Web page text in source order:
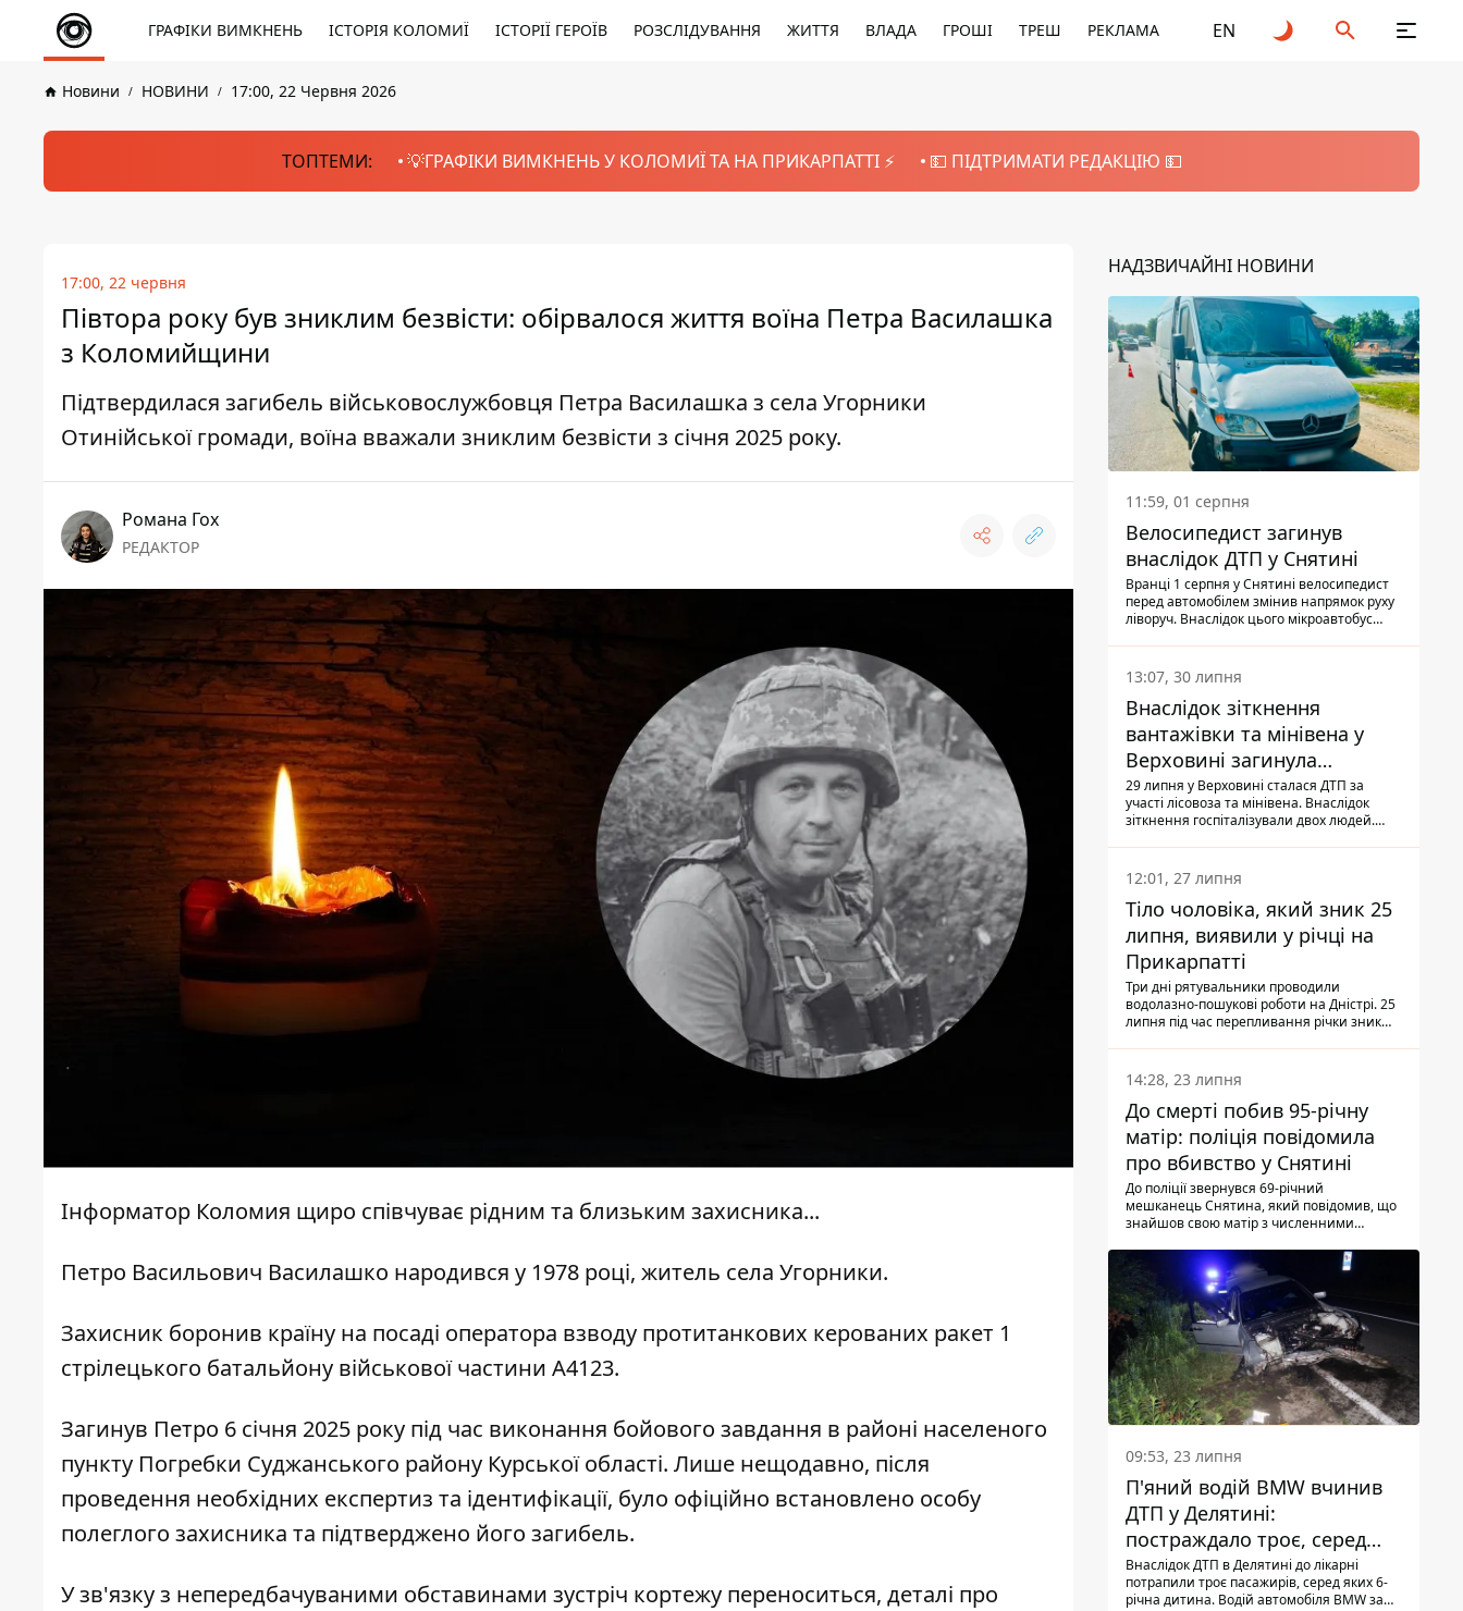
ГРАФІКИ ВИМКНЕНЬ ІСТОРІЯ КОЛОМИЇ ІСТОРІЇ ГЕРОЇВ РОЗСЛІДУВАННЯ ЖИТТЯ ВЛАДА ГРОШІ ТРЕШ РЕКЛАМА EN
Новини НОВИНИ 17:00, 22 Червня 2026
ТОПТЕМИ: 💡ГРАФІКИ ВИМКНЕНЬ У КОЛОМИЇ ТА НА ПРИКАРПАТТІ ⚡️ 💵 ПІДТРИМАТИ РЕДАКЦІЮ 💵
17:00, 22 червня
Півтора року був зниклим безвісти: обірвалося життя воїна Петра Василашка
з Коломийщини
Підтвердилася загибель військовослужбовця Петра Василашка з села Угорники
Отинійської громади, воїна вважали зниклим безвісти з січня 2025 року.
Романа Гох
РЕДАКТОР
Інформатор Коломия щиро співчуває рідним та близьким захисника...
Петро Васильович Василашко народився у 1978 році, житель села Угорники.
Захисник боронив країну на посаді оператора взводу протитанкових керованих ракет 1
стрілецького батальйону військової частини А4123.
Загинув Петро 6 січня 2025 року під час виконання бойового завдання в районі населеного
пункту Погребки Суджанського району Курської області. Лише нещодавно, після
проведення необхідних експертиз та ідентифікації, було офіційно встановлено особу
полеглого захисника та підтверджено його загибель.
У зв'язку з непередбачуваними обставинами зустріч кортежу переноситься, деталі про
НАДЗВИЧАЙНІ НОВИНИ
11:59, 01 серпня
Велосипедист загинув
внаслідок ДТП у Снятині
Вранці 1 серпня у Снятині велосипедист
перед автомобілем змінив напрямок руху
ліворуч. Внаслідок цього мікроавтобус
13:07, 30 липня
Внаслідок зіткнення
вантажівки та мінівена у
Верховині загинула
пасажирка, водійка - у
лікарні
29 липня у Верховині сталася ДТП за
участі лісовоза та мінівена. Внаслідок
зіткнення госпіталізували двох людей.
Також травми отримала водійка
автомобіля.
12:01, 27 липня
Тіло чоловіка, який зник 25
липня, виявили у річці на
Прикарпатті
Три дні рятувальники проводили
водолазно-пошукові роботи на Дністрі. 25
липня під час перепливання річки зник
виявили тіло.
14:28, 23 липня
До смерті побив 95-річну
матір: поліція повідомила
про вбивство у Снятині
До поліції звернувся 69-річний
мешканець Снятина, який повідомив, що
знайшов свою матір з численними
з'ясували правоохоронці, ці травми жінці
наніс її син.
09:53, 23 липня
П'яний водій BMW вчинив
ДТП у Делятині:
постраждало троє, серед
них - дитина
Внаслідок ДТП в Делятині до лікарні
потрапили троє пасажирів, серед яких 6-
річна дитина. Водій автомобіля BMW за